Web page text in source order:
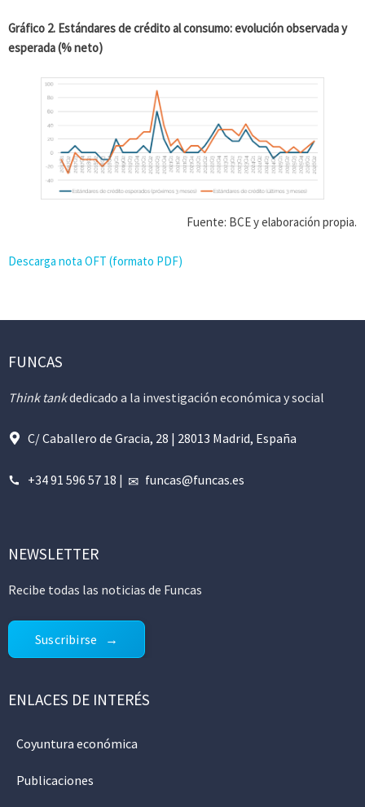
Gráfico 2. Estándares de crédito al consumo: evolución observada y
esperada (% neto)
Fuente: BCE y elaboración propia.
Descarga nota OFT (formato PDF)
FUNCAS
Think tankdedicado a la investigación económica y social
C/ Caballero de Gracia, 28 | 28013 Madrid, España
+34 91 596 57 18 | funcas@funcas.es
NEWSLETTER
Recibe todas las noticias de Funcas
Suscribirse
ENLACES DE INTERÉS
Coyuntura económica
Publicaciones